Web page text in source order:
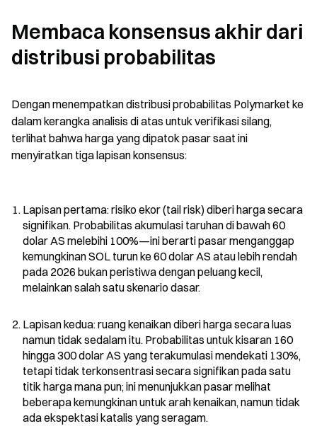
Membaca konsensus akhir dari
distribusi probabilitas
Dengan menempatkan distribusi probabilitas Polymarket ke
dalam kerangka analisis di atas untuk verifikasi silang,
terlihat bahwa harga yang dipatok pasar saat ini
menyiratkan tiga lapisan konsensus:
Lapisan pertama: risiko ekor (tail risk) diberi harga secara
signifikan. Probabilitas akumulasi taruhan di bawah 60
dolar AS melebihi 100%—ini berarti pasar menganggap
kemungkinan SOL turun ke 60 dolar AS atau lebih rendah
pada 2026 bukan peristiwa dengan peluang kecil,
melainkan salah satu skenario dasar.
Lapisan kedua: ruang kenaikan diberi harga secara luas
namun tidak sedalam itu. Probabilitas untuk kisaran 160
hingga 300 dolar AS yang terakumulasi mendekati 130%,
tetapi tidak terkonsentrasi secara signifikan pada satu
titik harga mana pun; ini menunjukkan pasar melihat
beberapa kemungkinan untuk arah kenaikan, namun tidak
ada ekspektasi katalis yang seragam.